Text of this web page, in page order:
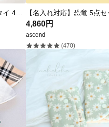
4,860円
ascend
(470)